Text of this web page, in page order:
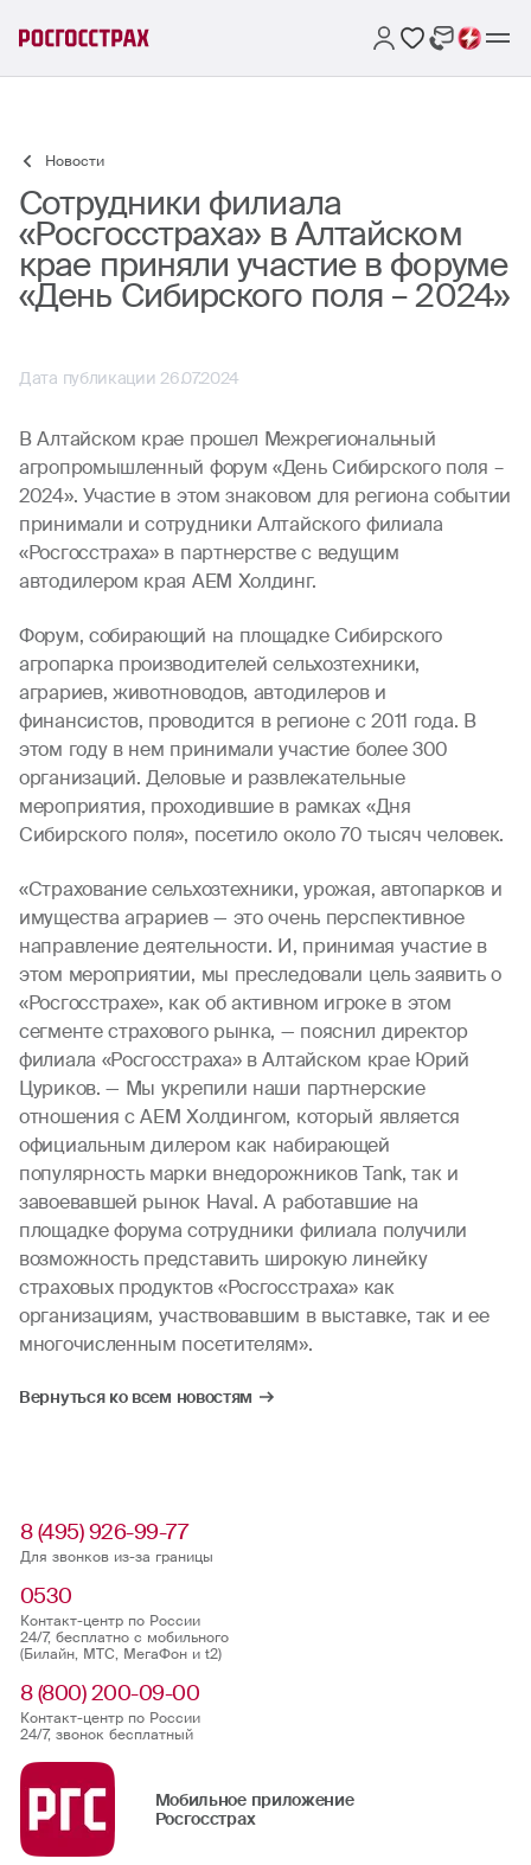
Новости
Сотрудники филиала
«Росгосстраха» в Алтайском
крае приняли участие в форуме
«День Сибирского поля – 2024»
Дата публикации 26.07.2024
В Алтайском крае прошел Межрегиональный
агропромышленный форум «День Сибирского поля –
2024». Участие в этом знаковом для региона событии
принимали и сотрудники Алтайского филиала
«Росгосстраха» в партнерстве с ведущим
автодилером края AEM Холдинг.
Форум, собирающий на площадке Сибирского
агропарка производителей сельхозтехники,
аграриев, животноводов, автодилеров и
финансистов, проводится в регионе с 2011 года. В
этом году в нем принимали участие более 300
организаций. Деловые и развлекательные
мероприятия, проходившие в рамках «Дня
Сибирского поля», посетило около 70 тысяч человек.
«Страхование сельхозтехники, урожая, автопарков и
имущества аграриев — это очень перспективное
направление деятельности. И, принимая участие в
этом мероприятии, мы преследовали цель заявить о
«Росгосстрахе», как об активном игроке в этом
сегменте страхового рынка, — пояснил директор
филиала «Росгосстраха» в Алтайском крае Юрий
Цуриков. — Мы укрепили наши партнерские
отношения с AEM Холдингом, который является
официальным дилером как набирающей
популярность марки внедорожников Tank, так и
завоевавшей рынок Haval. А работавшие на
площадке форума сотрудники филиала получили
возможность представить широкую линейку
страховых продуктов «Росгосстраха» как
организациям, участвовавшим в выставке, так и ее
многочисленным посетителям».
Вернуться ко всем новостям
8 (495) 926-99-77
Для звонков из-за границы
0530
Контакт-центр по России
24/7, бесплатно с мобильного
(Билайн, МТС, МегаФон и t2)
8 (800) 200-09-00
Контакт-центр по России
24/7, звонок бесплатный
Мобильное приложение
Росгосстрах